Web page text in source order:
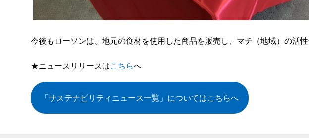
今後もローソンは、地元の食材を使用した商品を販売し、マチ（地域）の活性
★ニュースリリースはこちらへ
「サステナビリティニュース一覧」 についてはこちらへ